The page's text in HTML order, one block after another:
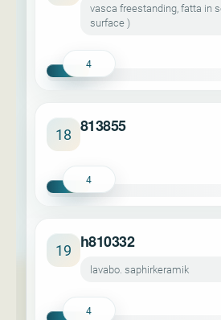
vasca freestanding, fatta in
surface )
4
18 813855
4
19 h810332
lavabo. saphirkeramik
4